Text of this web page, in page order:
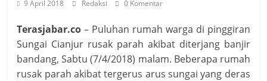
9 April 2018 Redaksi 0 Komentar
Terasjabar.co – Puluhan rumah warga di pinggiran
Sungai Cianjur rusak parah akibat diterjang banjir
bandang, Sabtu (7/4/2018) malam. Beberapa rumah
rusak parah akibat tergerus arus sungai yang deras